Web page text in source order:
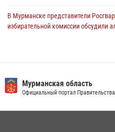
В Мурманске представители
избирательной комиссии обсудили
местной жительницы, нарушавшей
магазине - буфете
Мурманская область
Официальный портал Правительства